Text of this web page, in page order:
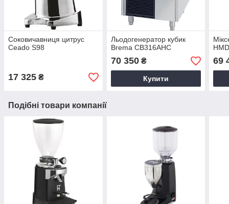
Соковичавниця цитрус
Ceado S98
17 325 ₴
Льодогенератор кубик
Brema CB316AHC
70 350₴
Купити
69
Подібні товари компанії